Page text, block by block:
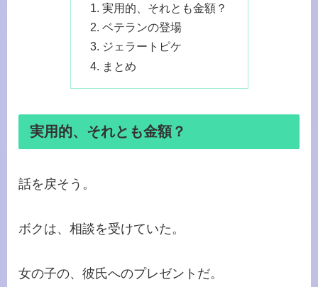
実用的、それとも金額？
ベテランの登場
ジェラートピケ
まとめ
実用的、それとも金額？
話を戻そう。
ボクは、相談を受けていた。
女の子の、彼氏へのプレゼントだ。